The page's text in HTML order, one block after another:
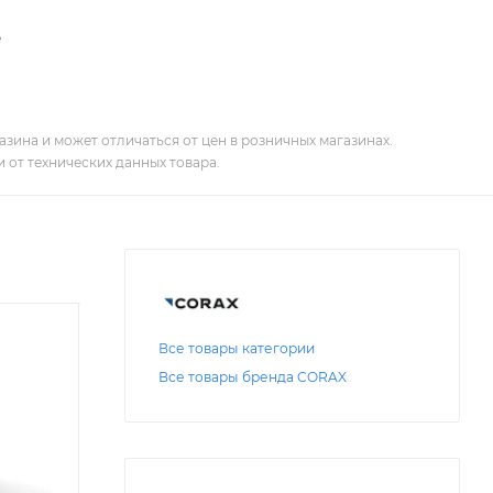
и может отличаться от цен в розничных магазинах.
технических данных товара.
Все товары категории
Все товары бренда CORAX